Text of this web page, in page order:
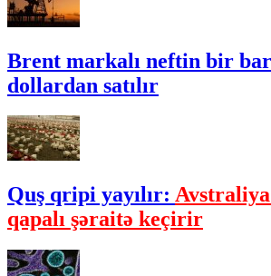
Brent markalı neftin bir
dollardan satılır
Quş qripi yayılır: Avstraliya
qapalı şəraitə keçirir